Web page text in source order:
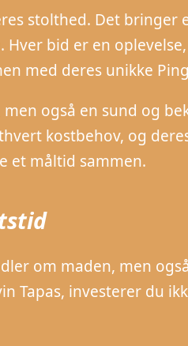
stolthed. Det
bid er en
med deres unikke
også en sund og
kostbehov, og
et måltid sammen.
om maden, men
Tapas, investerer du